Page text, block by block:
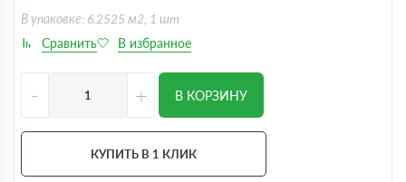
В упаковке: 6.2525 м2, 1 шт
- + В КОРЗИНУ
КУПИТЬ В 1 КЛИК